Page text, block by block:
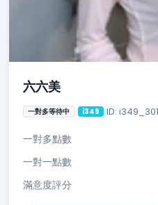
六六美
一對多等待中 i349 ID:
一對多點數
一對一點數
滿意度評分